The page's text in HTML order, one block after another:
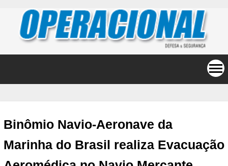
Binômio Navio-Aeronave da
Marinha do Brasil realiza Evacuação